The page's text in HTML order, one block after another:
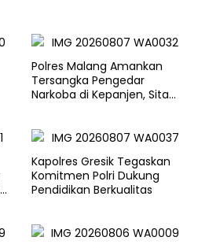
Polres Malang Amankan
Tersangka Pengedar
Narkoba di Kepanjen, Sita
Kapolres Gresik Tegaskan
Komitmen Polri Dukung
Pendidikan Berkualitas